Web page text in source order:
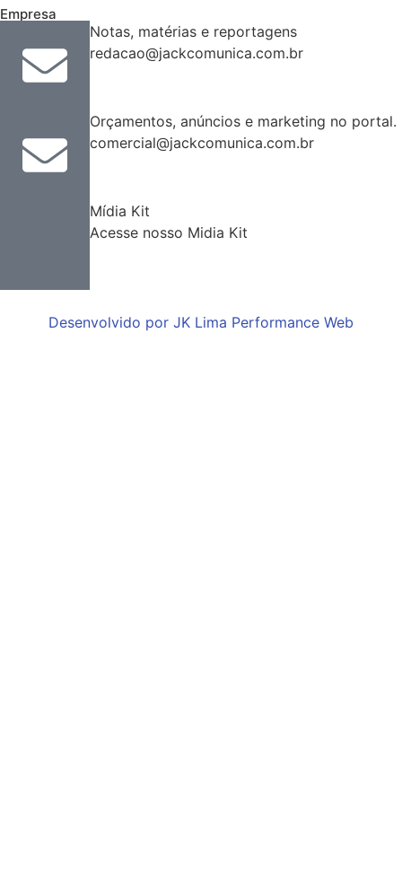
Empresa
Notas, matérias e reportagens
redacao@jackcomunica.com.br
Orçamentos, anúncios e marketing no portal.
comercial@jackcomunica.com.br
Mídia Kit
Acesse nosso Midia Kit
Desenvolvido por JK Lima Performance Web